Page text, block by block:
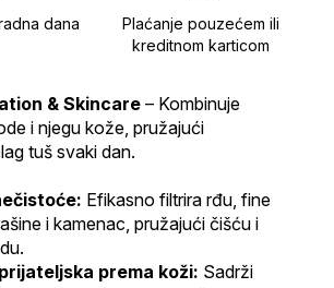
dana
Plaćanje pouzećem ili
kreditnom karticom
& Skincare – Kombinuje
i njegu kože, pružajući
tuš svaki dan.
Efikasno filtrira rđu, fine
i kamenac, pružajući čišću i
prema koži: Sadrži